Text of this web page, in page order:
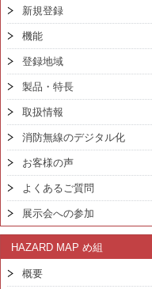
新規登録
機能
登録地域
製品・特長
取扱情報
消防無線のデジタル化
お客様の声
よくあるご質問
展示会への参加
HAZARD MAP め組
概要